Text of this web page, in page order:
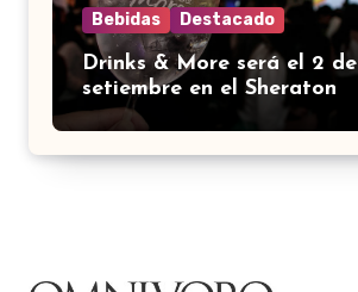
Bebidas Destacado
Drinks & More será el 2 de
setiembre en el Sheraton